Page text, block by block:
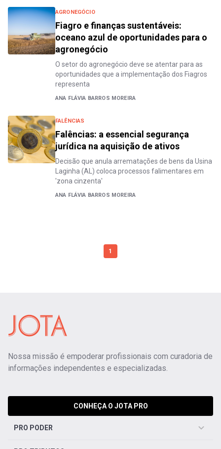
AGRONEGÓCIO
Fiagro e finanças sustentáveis:
oceano azul de oportunidades para o
agronegócio
O setor do agronegócio deve se atentar para as
oportunidades que a implementação dos Fiagros
representa
ANA FLÁVIA BARROS MOREIRA
FALÊNCIAS
Falências: a essencial segurança
jurídica na aquisição de ativos
Decisão que anula arrematações de bens da Usina
Laginha (AL) coloca processos falimentares em
'zona cinzenta'
ANA FLÁVIA BARROS MOREIRA
1
Nossa missão é empoderar profissionais com curadoria de
informações independentes e especializadas.
CONHEÇA O JOTA PRO
PRO PODER